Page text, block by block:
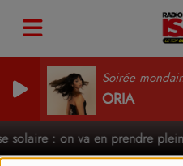
Soirée
ORIA
solaire : on va en prendre